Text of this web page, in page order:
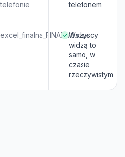
telefonie
telefonem
excel_finalna_FINAL_v3.xlsx
✓ Wszyscy
widzą to
samo, w
czasie
rzeczywistym